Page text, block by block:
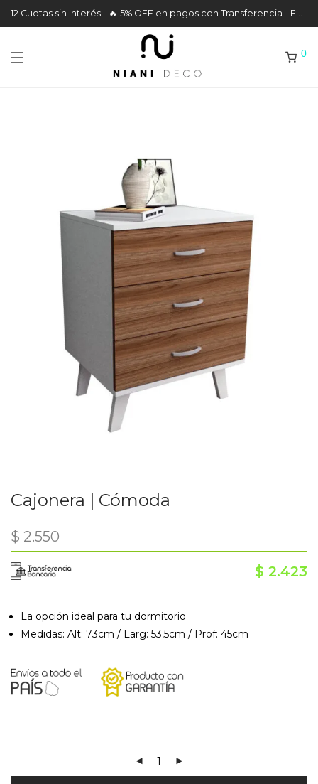
12 Cuotas sin Interés - 🔥 5% OFF en pagos con Transferencia - Envíos a todo el País
0
Cajonera | Cómoda
$ 2.550
$ 2.423
La opción ideal para tu dormitorio
Medidas: Alt: 73cm / Larg: 53,5cm / Prof: 45cm